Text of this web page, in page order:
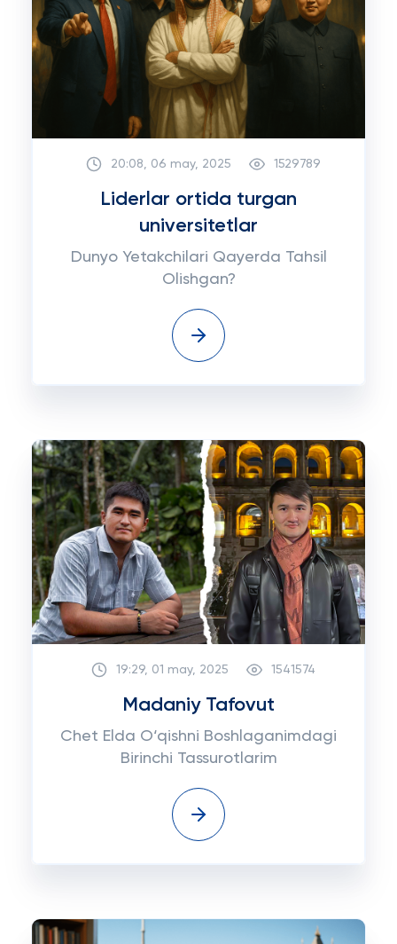
20:08, 06 may, 2025 1529789
Liderlar ortida turgan
universitetlar
Dunyo Yetakchilari Qayerda Tahsil
Olishgan?
19:29, 01 may, 2025 1541574
Madaniy Tafovut
Chet Elda O‘qishni Boshlaganimdagi
Birinchi Tassurotlarim